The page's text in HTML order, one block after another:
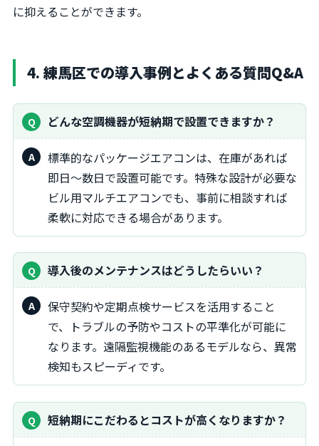
に抑えることができます。
4. 練馬区での導入事例とよくある質問Q&A
どんな空調機器が短納期で設置できますか？
標準的なパッケージエアコンは、在庫があれば
即日〜数日で設置可能です。特殊な設計が必要な
ビル用マルチエアコンでも、事前に相談すれば
柔軟に対応できる場合があります。
導入後のメンテナンスはどうしたらいい？
保守契約や定期点検サービスを活用すること
で、トラブルの予防やコストの平準化が可能に
なります。遠隔監視機能のあるモデルなら、異常
検知もスピーディです。
短納期にこだわるとコストが高くなりますか？